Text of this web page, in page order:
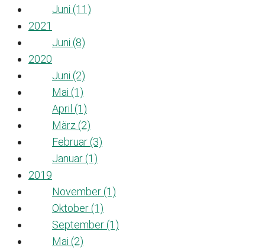
Juni (11)
2021
Juni (8)
2020
Juni (2)
Mai (1)
April (1)
März (2)
Februar (3)
Januar (1)
2019
November (1)
Oktober (1)
September (1)
Mai (2)